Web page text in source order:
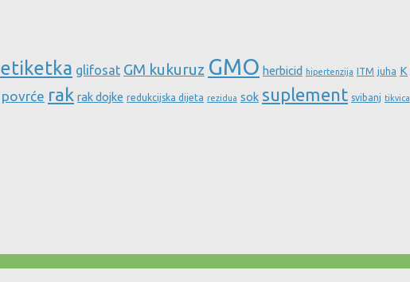
etiketka glifosat GM kukuruz GMO herbicid hipertenzija ITM juha K
povrće rak rak dojke redukcijska dijeta rezidua sok suplement svibanj tikvica